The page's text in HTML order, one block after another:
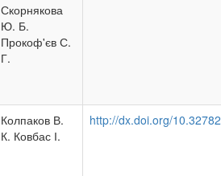
Скорнякова
Ю. Б.
Прокоф'єв С.
Г.
Колпаков В.
К. Ковбас І.
http://dx.doi.org/